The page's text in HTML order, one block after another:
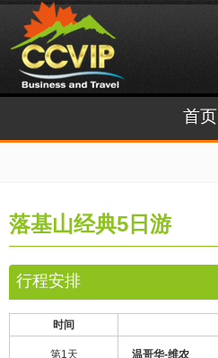
首页
落基山经典5日游
行程安排
时间
第1天 温哥华-维农